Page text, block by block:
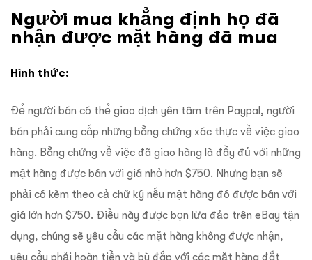
Người mua khẳng định họ đã
nhận được mặt hàng đã mua
Hình thức:
Để người bán có thể giao dịch yên tâm trên Paypal, người
bán phải cung cấp những bằng chứng xác thực về việc giao
hàng. Bằng chứng về việc đã giao hàng là đầy đủ với những
mặt hàng được bán với giá nhỏ hơn $750. Nhưng bạn sẽ
phải có kèm theo cả chữ ký nếu mặt hàng đó được bán với
giá lớn hơn $750. Điều này được bọn lừa đảo trên eBay tận
dụng, chúng sẽ yêu cầu các mặt hàng không được nhận,
yêu cầu phải hoàn tiền và bù đắp với các mặt hàng đắt